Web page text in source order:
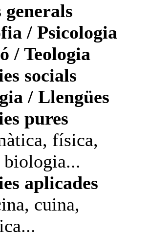
generals
/ Psicologia
/ Teologia
socials
/ Llengües
pures
física,
aplicades
cuina,